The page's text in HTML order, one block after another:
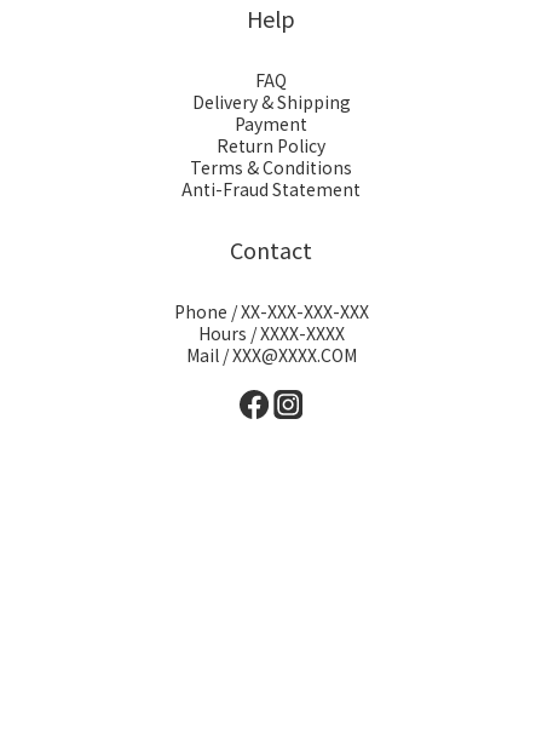
Help
FAQ
Delivery & Shipping
Payment
Return Policy
Terms & Conditions
Anti-Fraud Statement
Contact
Phone / XX-XXX-XXX-XXX
Hours / XXXX-XXXX
Mail / XXX@XXXX.COM